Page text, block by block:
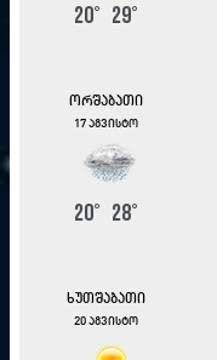
20° 29°
ორშაბათი
17 აგვისტო
20° 28°
ხუთშაბათი
20 აგვისტო